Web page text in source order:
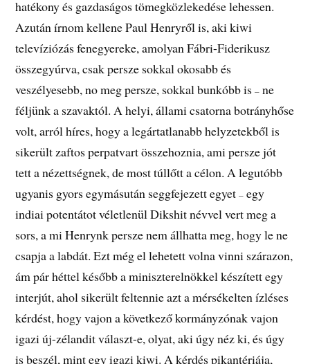
hatékony és gazdaságos tömegközlekedése lehessen.
Azután írnom kellene Paul Henryről is, aki kiwi
televíziózás fenegyereke, amolyan Fábri-Fiderikusz
összegyúrva, csak persze sokkal okosabb és
veszélyesebb, no meg persze, sokkal bunkóbb is– ne
féljünk a szavaktól. A helyi, állami csatorna botrányhőse
volt, arról híres, hogy a legártatlanabb helyzetekből is
sikerült zaftos perpatvart összehoznia, ami persze jót
tett a nézettségnek, de most túllőtt a célon. A legutóbb
ugyanis gyors egymásután seggfejezett egyet– egy
indiai potentátot véletlenül Dikshit névvel vert meg a
sors, a mi Henrynk persze nem állhatta meg, hogy le ne
csapja a labdát. Ezt még el lehetett volna vinni szárazon,
ám pár héttel később a miniszterelnökkel készített egy
interjút, ahol sikerült feltennie azt a mérsékelten ízléses
kérdést, hogy vajon a következő kormányzónak vajon
igazi új-zélandit választ-e, olyat, aki úgy néz ki, és úgy
is beszél, mint egy igazi kiwi. A kérdés pikantériája,